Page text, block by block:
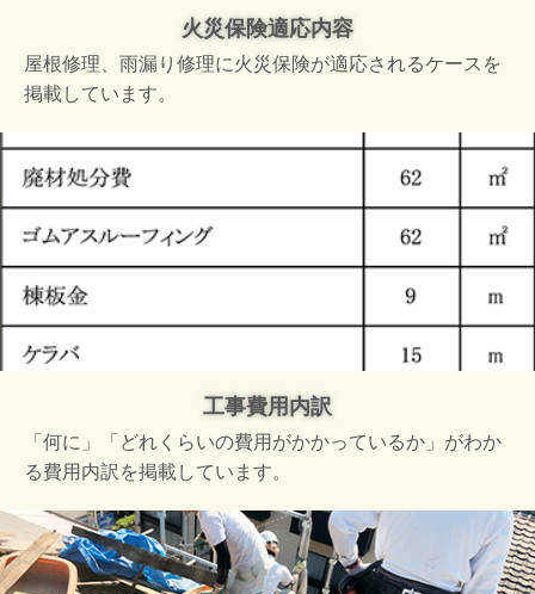
火災保険適応内容
屋根修理、雨漏り修理に火災保険が適応されるケースを
掲載しています。
工事費用内訳
「何に」「どれくらいの費用がかかっているか」がわか
る費用内訳を掲載しています。